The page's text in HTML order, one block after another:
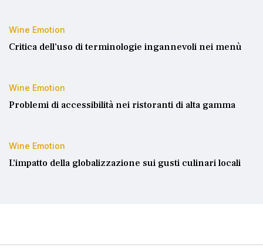
Wine Emotion
Critica dell’uso di terminologie ingannevoli nei menù
Wine Emotion
Problemi di accessibilità nei ristoranti di alta gamma
Wine Emotion
L’impatto della globalizzazione sui gusti culinari locali